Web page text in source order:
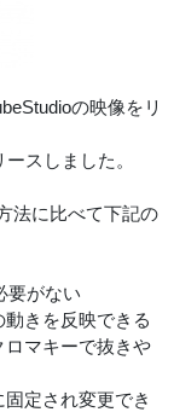
の映像をリ
スしました。
法に比べて下記の
要がない
きを反映できる
ロマキーで抜きや
定され変更でき